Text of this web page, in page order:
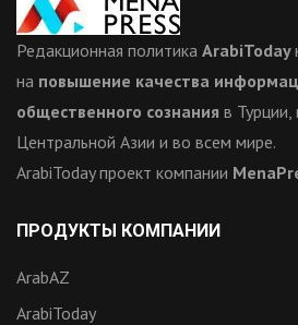
Редакционная политика ArabiToday
на повышение качества
общественного сознания в
Центральной Азии и во всем мире.
ArabiToday проект компании
ПРОДУКТЫ КОМПАНИИ
ArabAZ
ArabiToday